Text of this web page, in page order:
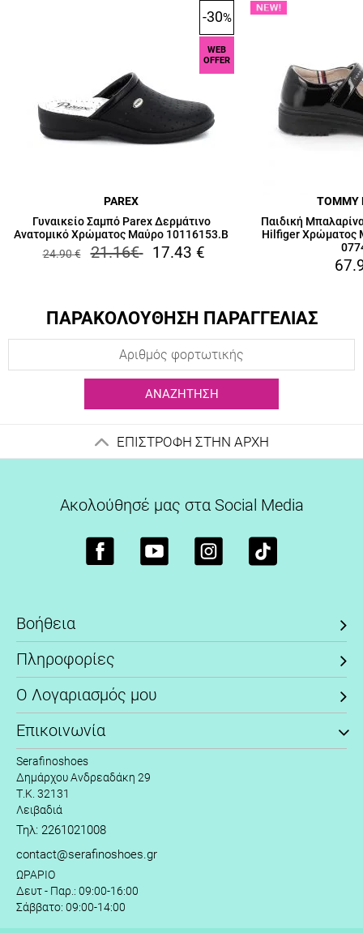
-30%
WEB
OFFER
PAREX
Γυναικείο Σαμπό Parex Δερμάτινο
Ανατομικό Χρώματος Μαύρο 10116153.B
24.90€ 21.16€ 17.43 €
TOMMY
Παιδική
Hilfiger Χρώματος
ΠΑΡΑΚΟΛΟΥΘΗΣΗ ΠΑΡΑΓΓΕΛΙΑΣ
ΑΝΑΖΉΤΗΣΗ
ΕΠΙΣΤΡΟΦΗ ΣΤΗΝ ΑΡΧΗ
Ακολούθησέ μας στα Social Media
Βοήθεια
Πληροφορίες
Ο Λογαριασμός μου
Επικοινωνία
Serafinoshoes
Δημάρχου Ανδρεαδάκη 29
Τ.Κ. 32131
Λειβαδιά
Τηλ: 2261021008
contact@serafinoshoes.gr
ΩΡΑΡΙΟ
Δευτ - Παρ.: 09:00-16:00
Σάββατο: 09:00-14:00